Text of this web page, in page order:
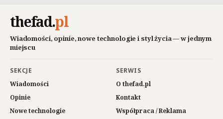
thefad.pl
Wiadomości, opinie, nowe technologie i styl życia — w jednym
miejscu
SEKCJE
Wiadomości
Opinie
Nowe technologie
SERWIS
O thefad.pl
Kontakt
Współpraca / Reklama